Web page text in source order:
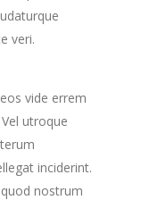
veri.
vide errem
utroque
inciderint.
nostrum